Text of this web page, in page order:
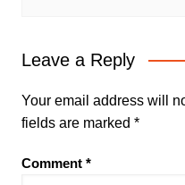
Leave a Reply
Your email address will
fields are marked *
Comment *